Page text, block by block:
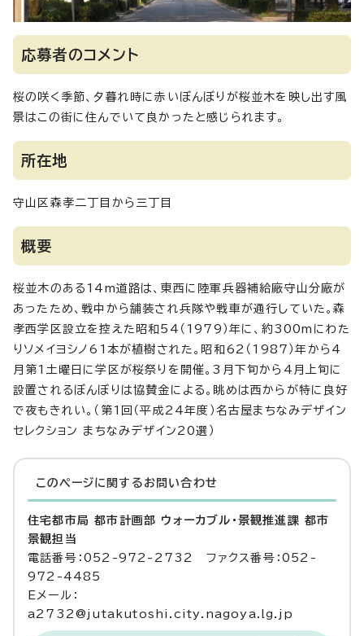
応募者のコメント
桜の咲く季節、夕暮れ時に赤いぼんぼりが桜並木を映し出す風
景はこの街に住んでいて良かったと感じられます。
所在地
守山区森孝二丁目から三丁目
概要
桜並木のある14m道路は、東西に陸軍兵器補給廠守山分廠が
あったため、戦中から舗装され兵隊や戦車が通行していた。森
孝西学区設立を控えた昭和54（1979）年に、約300mにわた
りソメイヨシノ61本が植樹された。昭和62（1987）年から4
月第1土曜日に学区が桜祭りを開催。3月下旬から4月上旬に
設置されるぼんぼりは協賛金による。眺めは西からが特に良好
で夜もきれい。（第1回（平成24年度）名古屋まちなみデザイン
セレクション まちなみデザイン20選）
このページに関する お問い合わせ
住宅都市局 都市計画部 ウォーカブル・景観推進課 都市
景観担当
電話番号：052-972-2732 ファクス番号：052-
972-4485
Eメール：
a2732@jutakutoshi.city.nagoya.lg.jp